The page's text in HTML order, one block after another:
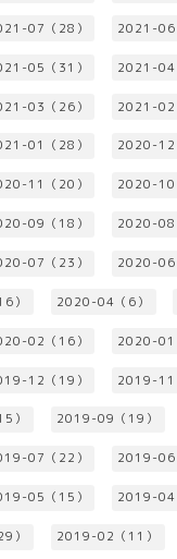
07（28） 2021-06
05（31） 2021-04
03（26） 2021-02
01（28） 2020-12
11（20） 2020-10
09（18） 2020-08
07（23） 2020-06
） 2020-04（6）
02（16） 2020-01
12（19） 2019-11
） 2019-09（19）
07（22） 2019-06
05（15） 2019-04
） 2019-02（11）